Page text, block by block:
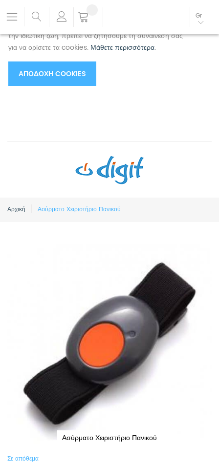
Χρησιμοποιούμε cookies για να βελτιώσουμε την
εμπειρία σας.
Για να συμμορφωθείτε με τη νέα οδηγία για
την ιδιωτική ζωή, πρέπει να ζητήσουμε τη συναίνεσή σας
για να ορίσετε τα cookies. Μάθετε περισσότερα.
ΑΠΟΔΟΧΉ COOKIES
Gr
Αρχική Ασύρματο Χειριστήριο Πανικού
Σε απόθεμα
Ασύρματο Χειριστήριο Πανικού